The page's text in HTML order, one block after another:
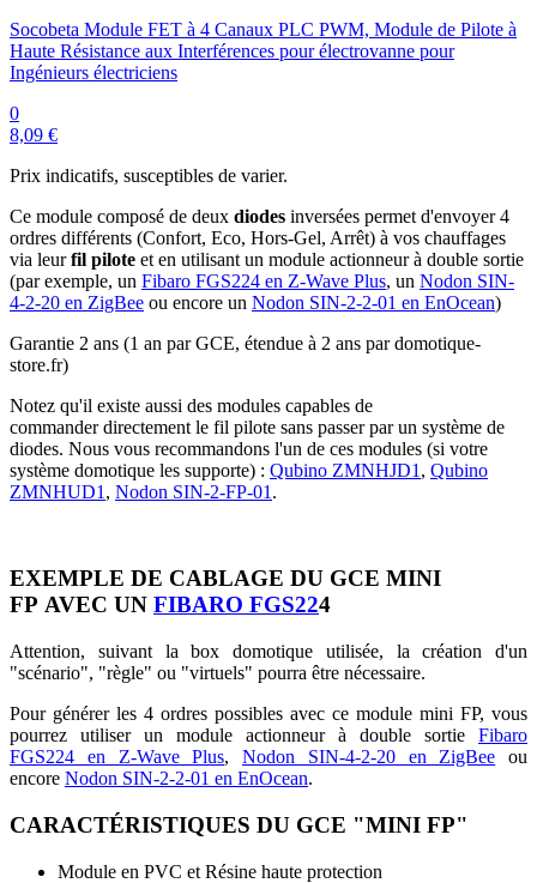
Socobeta Module FET à 4 Canaux PLC PWM, Module de Pilote à
Haute Résistance aux Interférences pour électrovanne pour
Ingénieurs électriciens
0
8,09 €
Prix indicatifs, susceptibles de varier.
Ce module composé de deux diodes inversées permet d'envoyer 4
ordres différents (Confort, Eco, Hors-Gel, Arrêt) à vos chauffages
via leurfil pilote et en utilisant un module actionneur à double sortie
(par exemple, un Fibaro FGS224 en Z-Wave Plus, un Nodon SIN-
4-2-20 en ZigBee ou encore un Nodon SIN-2-2-01 en EnOcean)
Garantie 2 ans (1 an par GCE, étendue à 2 ans par domotique-
store.fr)
Notez qu'il existe aussi des modules capables de
commander directement le fil pilote sans passer par un système de
diodes. Nous vous recommandons l'un de ces modules (si votre
système domotique les supporte) : Qubino ZMNHJD1 , Qubino
ZMNHUD1 , Nodon SIN-2-FP-01 .
EXEMPLE DE CABLAGE DU GCE MINI
FP AVEC UN FIBARO FGS224
Attention, suivant la box domotique utilisée, la création d'un
"scénario", "règle" ou "virtuels" pourra être nécessaire.
Pour générer les 4 ordres possibles avec ce module mini FP, vous
pourrez utiliser un module actionneur à double sortie Fibaro
FGS224 en Z-Wave Plus, Nodon SIN-4-2-20 en ZigBee ou
encore Nodon SIN-2-2-01 en EnOcean.
CARACTÉRISTIQUES DU GCE "MINI FP"
Module en PVC et Résine haute protection